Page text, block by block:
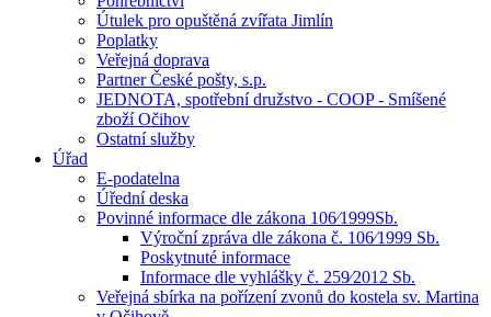
Útulek pro opuštěná zvířata Jimlín
Poplatky
Veřejná doprava
Partner České pošty, s.p.
JEDNOTA, spotřební družstvo - COOP - Smíšené
zboží Očihov
Ostatní služby
Úřad
E-podatelna
Úřední deska
Povinné informace dle zákona 106⁄1999Sb.
Výroční zpráva dle zákona č. 106⁄1999 Sb.
Poskytnuté informace
Informace dle vyhlášky č. 259⁄2012 Sb.
Veřejná sbírka na pořízení zvonů do kostela sv. Martina